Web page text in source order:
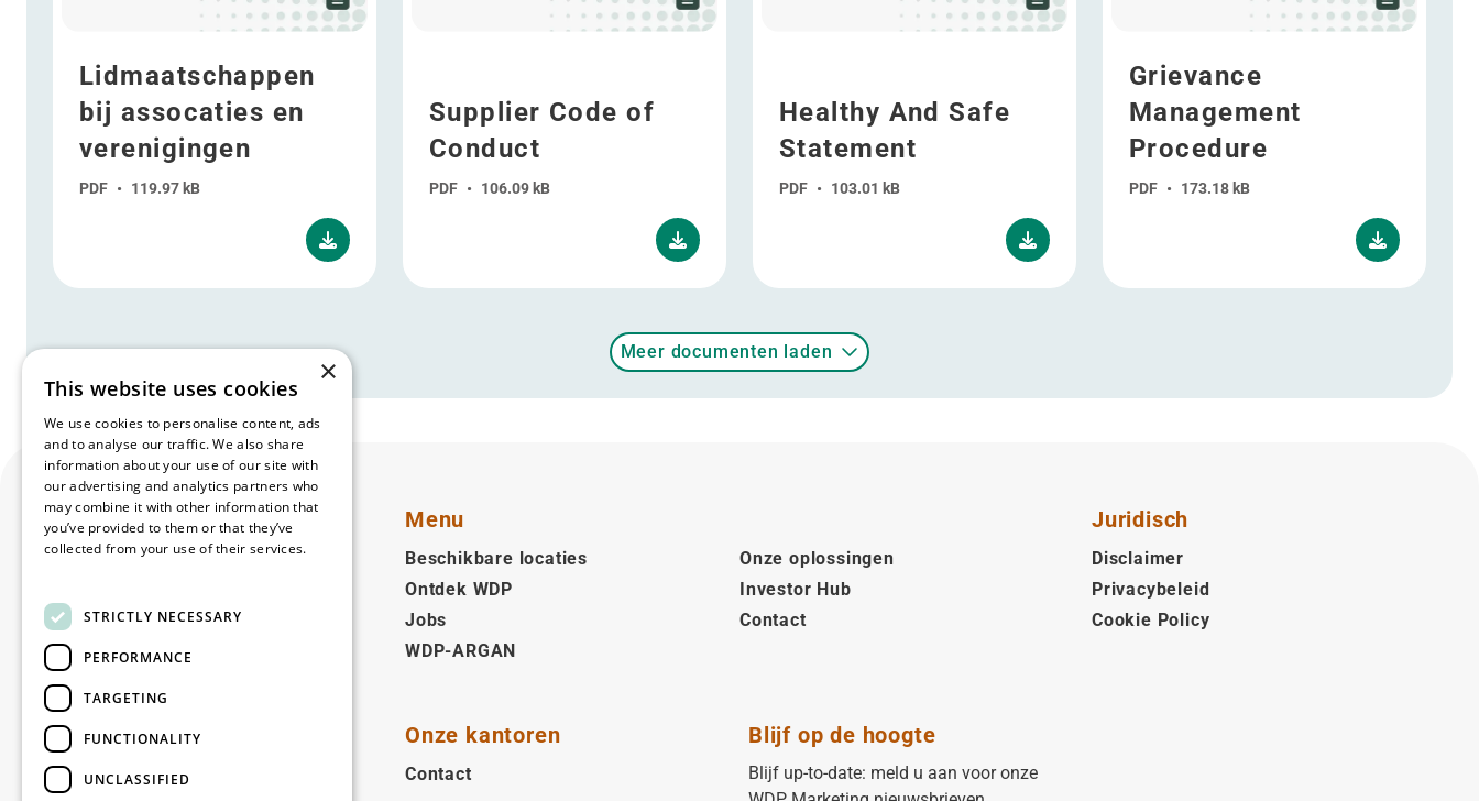
Lidmaatschappen
bij assocaties en
verenigingen
PDF • 119.97 kB
Supplier Code of
Conduct
PDF • 106.09 kB
Healthy And Safe
Statement
PDF • 103.01 kB
Grievance
Management
Procedure
PDF • 173.18 kB
Meer documenten laden
Volg ons
Facebook
LinkedIn
YouTubeInstagram
Copyright © 2026
Menu
Beschikbare locaties
Onze oplossingen
Ontdek WDP
Investor Hub
Jobs
Contact
WDP-ARGAN
Juridisch
Disclaimer
Privacybeleid
Cookie Policy
Onze kantoren
Contact
Blijf op de hoogte
Blijf up-to-date: meld u aan voor onze
×
This website uses cookies
We use cookies to personalise content, ads
and to analyse our traffic. We also share
information about your use of our site with
our advertising and analytics partners who
may combine it with other information that
you’ve provided to them or that they’ve
collected from your use of their services.
STRICTLY NECESSARY
PERFORMANCE
TARGETING
FUNCTIONALITY
UNCLASSIFIED